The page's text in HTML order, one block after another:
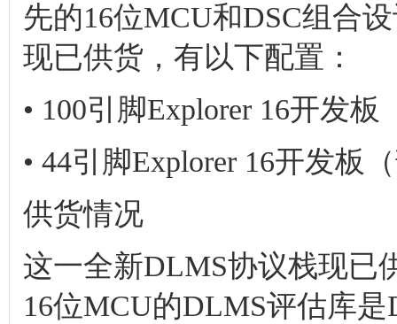
先的16位MCU和DSC组合
现已供货，有以下配置：
• 100引脚Explorer 16开发
• 44引脚Explorer 16开发板
供货情况
这一全新DLMS协议栈现已
16位MCU的DLMS评估库